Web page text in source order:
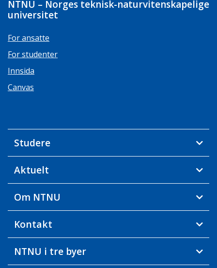
NTNU – Norges teknisk-naturvitenskapelige
universitet
For ansatte
For studenter
Innsida
Canvas
Studere
Aktuelt
Om NTNU
Kontakt
NTNU i tre byer